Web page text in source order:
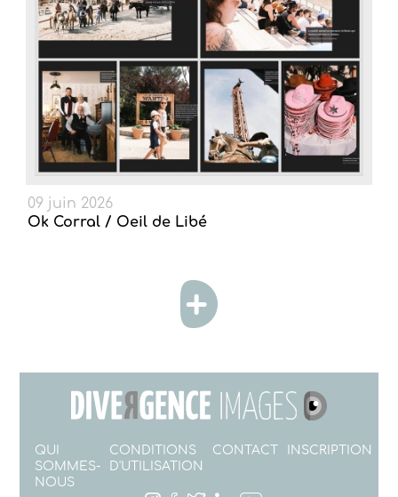
09 juin 2026
Ok Corral / Oeil de Libé
QUI
SOMMES-
NOUS
CONDITIONS
D'UTILISATION
CONTACT INSCRIPTION